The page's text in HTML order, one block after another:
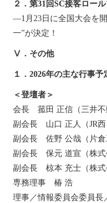
２．第31回SC接客ロー
―1月23日に全国大会を
一”が決定！
Ⅴ．その他
１．2026年の主な行事予
＜登壇者＞
会長 菰田 正信（三井不
副会長 山口 正人（JR西
副会長 佐野 公哉（片倉
副会長 保元 道宣（株式
副会長 椋本 充士（株式
専務理事 椿 浩
理事／情報委員会委員